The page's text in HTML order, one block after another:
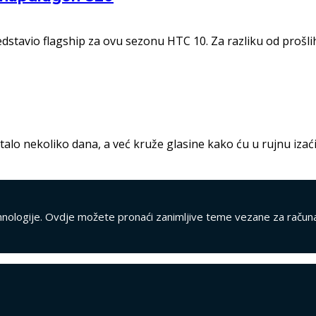
flagship za ovu sezonu HTC 10. Za razliku od
nekoliko dana, a već kruže glasine kako ću u rujnu
Ovdje možete pronaći zanimljive teme vezane za